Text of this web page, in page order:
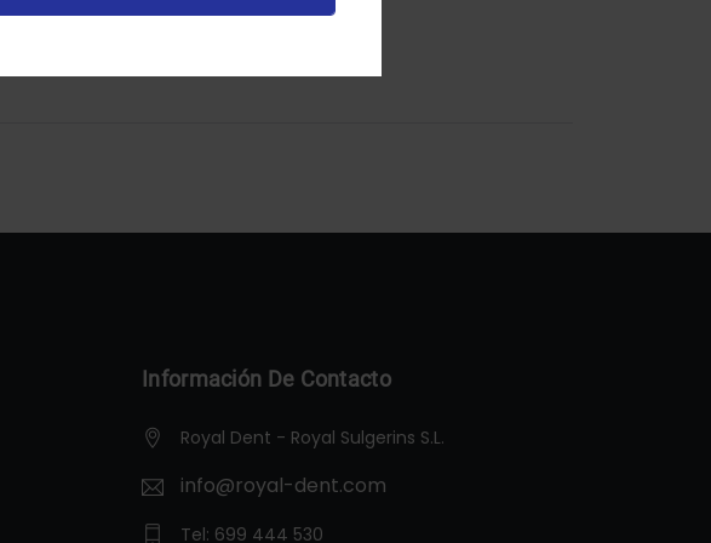
Información De Contacto
Royal Dent - Royal Sulgerins S.L.
info@royal-dent.com
Tel: 699 444 530